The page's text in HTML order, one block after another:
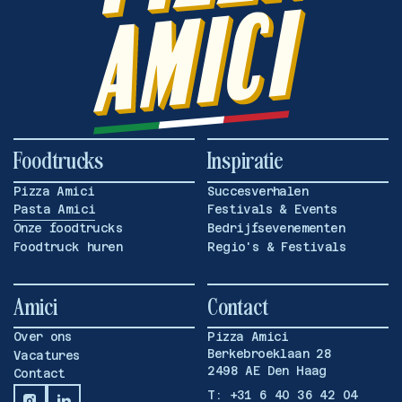
3000+
Cateringen
Foodtrucks
Pizza Amici
Pasta Amici
Onze foodtrucks
Foodtruck huren
Inspiratie
Succesverhalen
Festivals & Events
Bedrijfsevenementen
Regio's & Festivals
Amici
Over ons
Vacatures
Contact
Contact
Pizza Amici
Berkebroeklaan 28
2498 AE Den Haag
T: +31 6 40 36 42 04